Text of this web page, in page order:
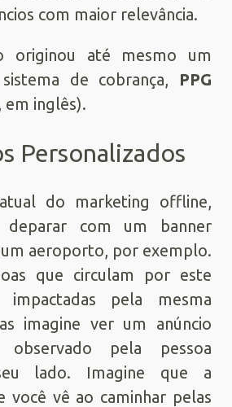
com maior relevância.
originou até mesmo um
de cobrança, PPG
, em inglês).
Personalizados
do marketing offline,
deparar com um banner
aeroporto, por exemplo.
que circulam por este
impactadas pela mesma
imagine ver um anúncio
pela pessoa
lado. Imagine que a
você vê ao caminhar pelas